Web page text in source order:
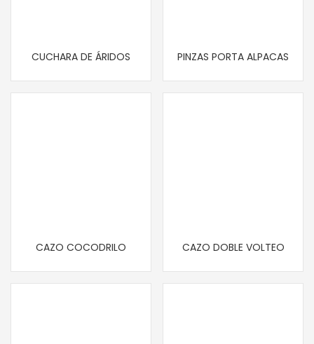
CUCHARA DE ÁRIDOS PINZAS PORTA ALPACAS
CAZO COCODRILO CAZO DOBLE VOLTEO